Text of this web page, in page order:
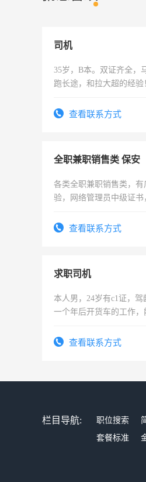
司机
35岁，B本。双证齐全，
跑长途，和拉大超的经验
查看联系方式
全职兼职销售类 保安
各类全职兼职销售类，有
验，网络管理员中级证书
有高低压电工证和十几年
查看联系方式
求职司机
本人男，24岁有c1证，驾
一个年后开货车的工作，
查看联系方式
栏目导航: 职位搜索
套餐标准